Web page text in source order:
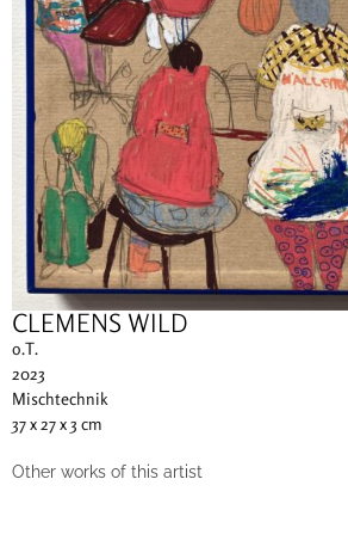
CLEMENS WILD
o.T.
2023
Mischtechnik
37 x 27 x 3 cm
Other works of this artist